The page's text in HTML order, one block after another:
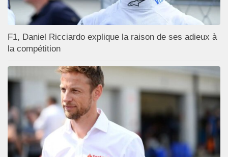
F1, Daniel Ricciardo explique la raison de ses adieux à
la compétition